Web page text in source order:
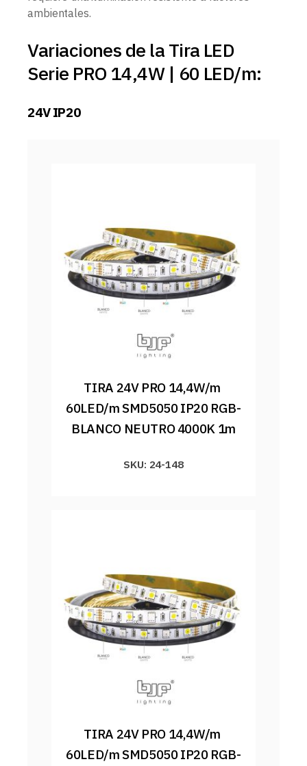
ambientales.
Variaciones de la Tira LED
Serie PRO 14,4W | 60 LED/m:
24V IP20
TIRA 24V PRO 14,4W/m
60LED/m SMD5050 IP20 RGB-
BLANCO NEUTRO 4000K 1m
SKU: 24-148
TIRA 24V PRO 14,4W/m
60LED/m SMD5050 IP20 RGB-